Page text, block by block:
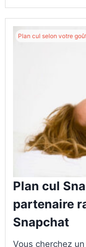
Plan cul
partenaire
Snapchat
Plan cul selon votre
Vous cherchez